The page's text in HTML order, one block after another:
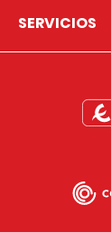
SERVICIOS